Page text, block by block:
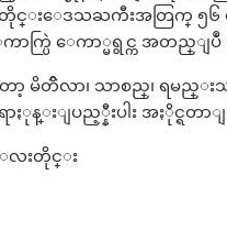
းေဒသႀကီးအတြက္ ၅၆ ေယ
က္ပြဲ ေကာ္မရွင္က အတည္ျပဳ
တာ့ မိတၳိလာ၊ သာစည္၊ ရမ
န္းျပည့္နီးပါး အႏိုင္ရတာျ
ေလးတိုင္း